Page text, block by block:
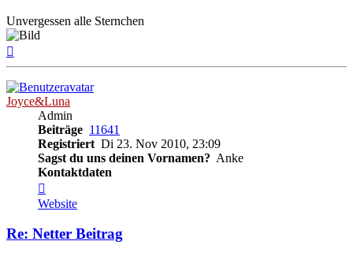
Unvergessen alle Sternchen
Joyce&Luna
Admin
Beiträge 11641
Registriert Di 23. Nov 2010, 23:09
Sagst du uns deinen Vornamen? Anke
Kontaktdaten
von
Joyce&Luna
Website
Re: Netter Beitrag